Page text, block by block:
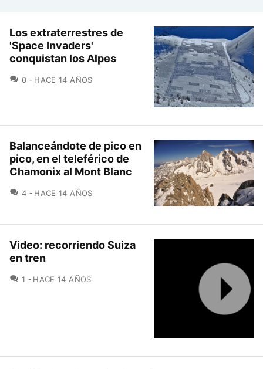
Los extraterrestres de
'Space Invaders'
conquistan los Alpes
0 COMENTARIOS
HACE 14 AÑOS
Balanceándote de pico en
pico, en el teleférico de
Chamonix al Mont Blanc
4 COMENTARIOS
HACE 14 AÑOS
Video: recorriendo Suiza
en tren
1 COMENTARIOS
HACE 14 AÑOS